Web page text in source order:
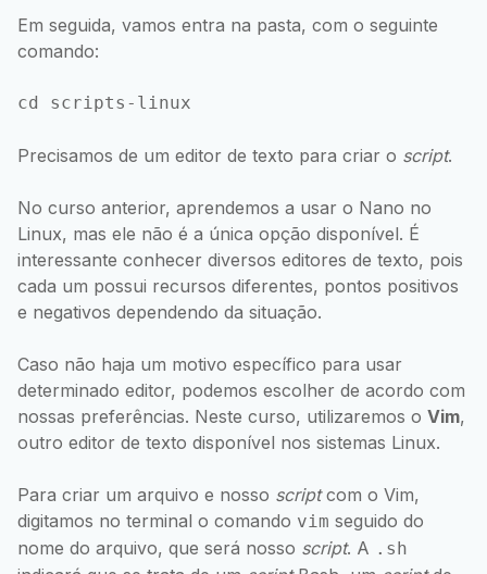
Em seguida, vamos entra na pasta, com o seguinte
comando:
Precisamos de um editor de texto para criar o script.
No curso anterior, aprendemos a usar o Nano no
Linux, mas ele não é a única opção disponível. É
interessante conhecer diversos editores de texto, pois
cada um possui recursos diferentes, pontos positivos
e negativos dependendo da situação.
Caso não haja um motivo específico para usar
determinado editor, podemos escolher de acordo com
nossas preferências. Neste curso, utilizaremos o Vim,
outro editor de texto disponível nos sistemas Linux.
Para criar um arquivo e nosso scriptcom o Vim,
digitamos no terminal o comando vim seguido do
nome do arquivo, que será nosso script. A .sh